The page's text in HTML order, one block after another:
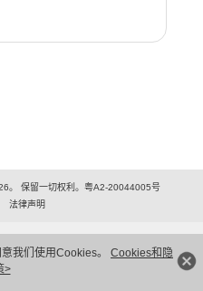
我们使用Cookies。 Cookies和隐
>
。 保留一切权利。粤A2-20044005号
法律声明